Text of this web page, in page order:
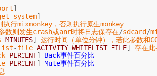
]
-system]
执行mixmonkey， 否则执行原生monkey
数则发生crash或anr时将日志保存在/sdcard /
MINUTES] 运行时间 （单位分钟）， 若此参数和
-file ACTIVITY_WHITELIST_FILE] 存在
PERCENT]
Back事件百分比
PERCENT]
Mute事件百分比